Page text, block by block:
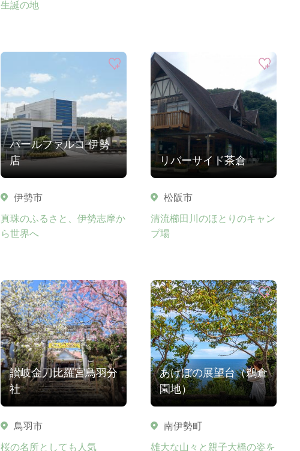
生誕の地
パールファルコ 伊勢
店
伊勢市
真珠のふるさと、伊勢志摩か
ら世界へ
リバーサイド茶倉
松阪市
清流櫛田川のほとりのキャン
プ場
讃岐金刀比羅宮鳥羽分
社
鳥羽市
桜の名所としても人気
あけぼの展望台（鵜倉
園地）
南伊勢町
雄大な山々と親子大橋の姿を